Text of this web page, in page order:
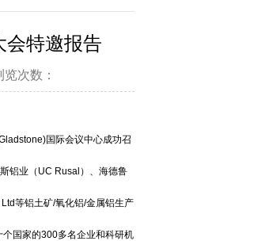
会特邀报告
次数：
国际会议中心成功召
铝业（UC Rusal）、海德鲁
等铝土矿/氧化铝/金属铝生产
国家的300多名企业和科研机